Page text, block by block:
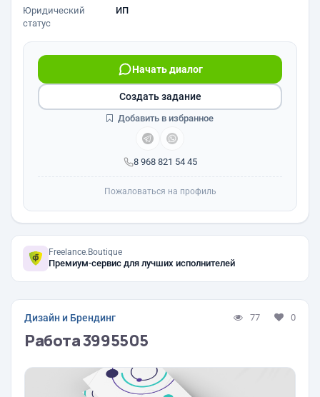
Юридический
статус
ИП
8 968 821 54 45
Начать диалог
Создать задание
Добавить в избранное
Пожаловаться на профиль
Freelance.Boutique
Премиум-сервис для лучших исполнителей
Дизайн и Брендинг 77 0
Работа 3995505